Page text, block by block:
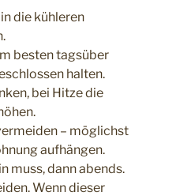
die kühleren
besten tagsüber
halten.
bei Hitze die
– möglichst
aufhängen.
muss, dann abends.
Wenn dieser